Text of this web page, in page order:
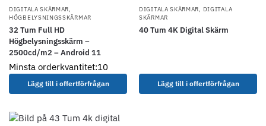
DIGITALA SKÄRMAR,
HÖGBELYSNINGSSKÄRMAR
32 Tum Full HD
Högbelysningsskärm –
2500cd/m2 – Android 11
Minsta orderkvantitet:10
Lägg till i offertförfrågan
DIGITALA SKÄRMAR, DIGITALA
SKÄRMAR
40 Tum 4K Digital Skärm
Lägg till i offertförfrågan